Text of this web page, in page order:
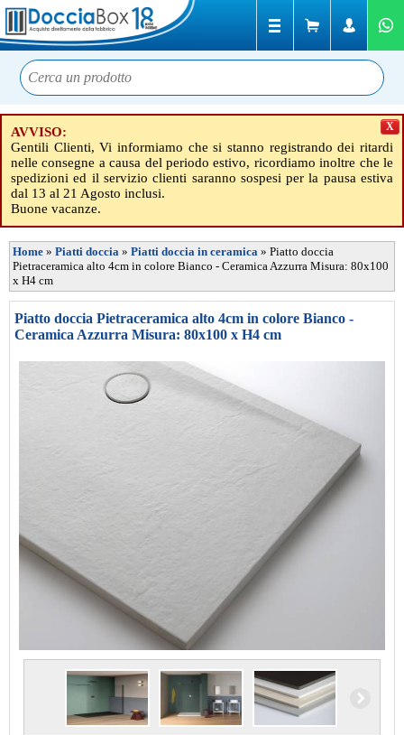
AVVISO:
Gentili Clienti, Vi informiamo che si stanno registrando dei ritardi
nelle consegne a causa del periodo estivo, ricordiamo inoltre che le
spedizioni ed il servizio clienti saranno sospesi per la pausa estiva
dal 13 al 21 Agosto inclusi.
Buone vacanze.
X
Home » Piatti doccia » Piatti doccia in ceramica » Piatto doccia
Pietraceramica alto 4cm in colore Bianco - Ceramica Azzurra Misura: 80x100
x H4 cm
Piatto doccia Pietraceramica alto 4cm in colore Bianco -
Ceramica Azzurra Misura: 80x100 x H4 cm